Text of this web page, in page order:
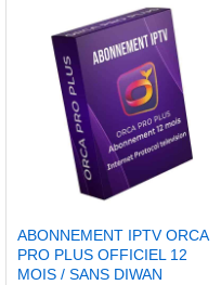
ABONNEMENT IPTV ORCA
PRO PLUS OFFICIEL 12
MOIS / SANS DIWAN